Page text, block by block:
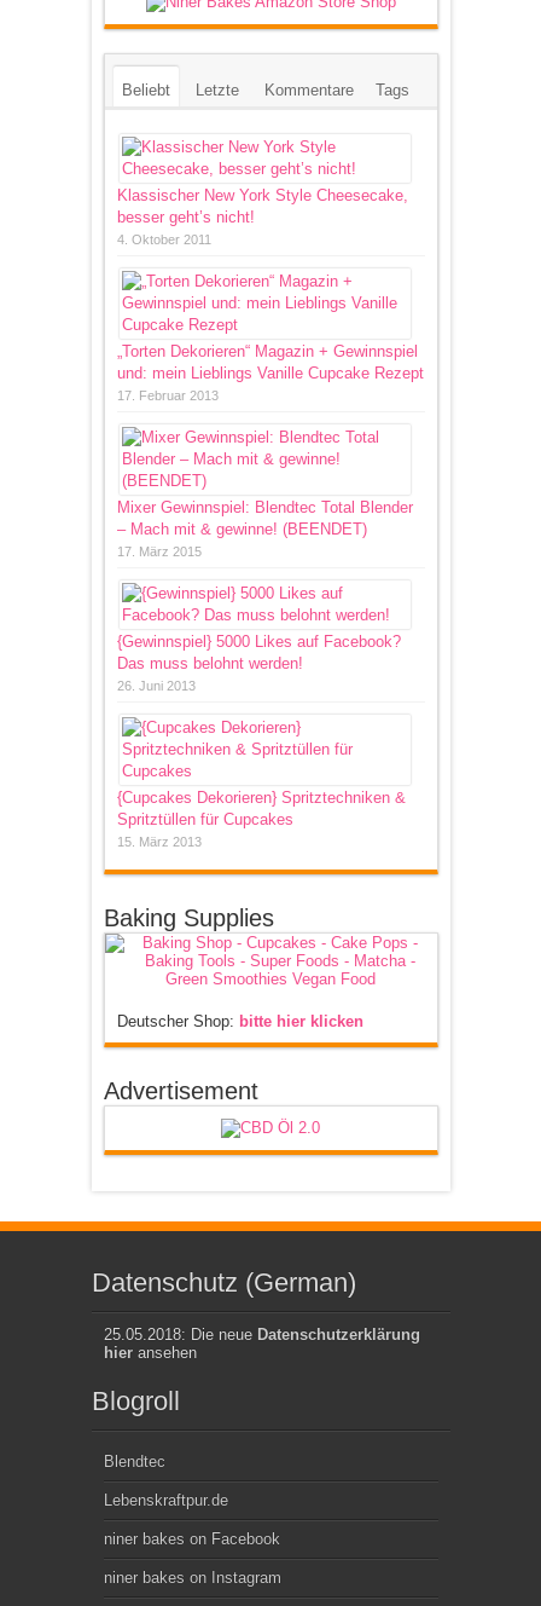
Beliebt Letzte Kommentare Tags
Klassischer New York Style Cheesecake,
besser geht’s nicht!
4. Oktober 2011
„Torten Dekorieren“ Magazin + Gewinnspiel
und: mein Lieblings Vanille Cupcake Rezept
17. Februar 2013
Mixer Gewinnspiel: Blendtec Total Blender
– Mach mit & gewinne! (BEENDET)
17. März 2015
{Gewinnspiel} 5000 Likes auf Facebook?
Das muss belohnt werden!
26. Juni 2013
{Cupcakes Dekorieren} Spritztechniken &
Spritztüllen für Cupcakes
15. März 2013
Baking Supplies
Deutscher Shop: bitte hier klicken
Advertisement
Datenschutz (German)
25.05.2018: Die neue Datenschutzerklärung
hieransehen
Blogroll
Blendtec
Lebenskraftpur.de
niner bakes on Facebook
niner bakes on Instagram